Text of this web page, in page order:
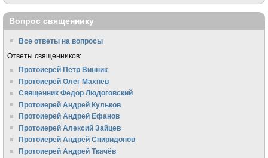
Вопрос священнику
Все ответы на вопросы
Ответы священников:
Протоиерей Пётр Винник
Протоиерей Олег Махнёв
Священник Федор Людоговский
Протоиерей Андрей Кульков
Протоиерей Андрей Ефанов
Протоиерей Алексий Зайцев
Протоиерей Андрей Спиридонов
Протоиерей Андрей Ткачёв